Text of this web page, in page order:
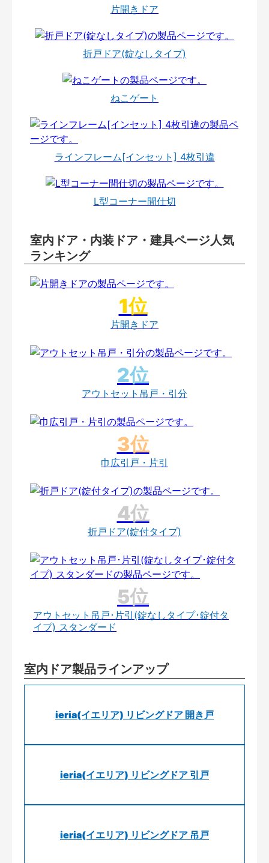
片開きドア
折戸ドア(錠なしタイプ)
ねこゲート
ラインフレーム[インセット] 4枚引違
L型コーナー間仕切
室内ドア・内装ドア・建具ページ人気
ランキング
片開きドア
アウトセット吊戸・引分
巾広引戸・片引
折戸ドア(錠付タイプ)
アウトセット吊戸･片引(錠なしタイプ･錠付タ
イプ) スタンダード
室内ドア製品ラインアップ
ieria(イエリア) リビングドア 開き戸
ieria(イエリア) リビングドア 引戸
ieria(イエリア) リビングドア 吊戸